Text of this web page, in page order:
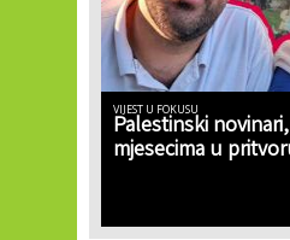
VIJEST U FOKUSU
Palestinski
mjesecima u